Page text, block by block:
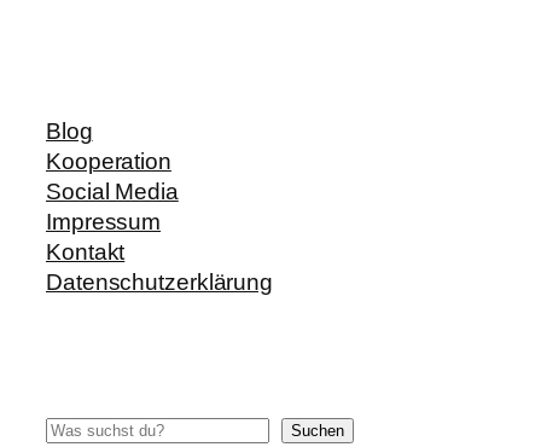
Blog
Kooperation
Social Media
Impressum
Kontakt
Datenschutzerklärung
Suchen Suchen